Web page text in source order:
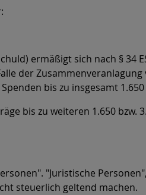
ermäßigt sich nach § 34
der Zusammenveranlagung
bis zu insgesamt
bis zu weiteren 1.650 bzw.
"Juristische
steuerlich geltend machen.